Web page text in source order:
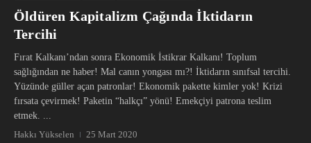
Öldüren Kapitalizm Çağında İktidarın
Tercihi
Fırat Kalkanı’ndan sonra Ekonomik İstikrar Kalkanı! Toplum
sağlığından ne haber! Mal canın yongası mı?! İktidarın sınıfsal tercihi.
Yüzünde güller açan patronlar! Ekonomik pakette kimler yok! Krizi
fırsata çevirmek! Paketin “halkçı” yönü! Emekçiyi patrona teslim
etmek. ...
Hakkı Yükselen
25 Mart 2020